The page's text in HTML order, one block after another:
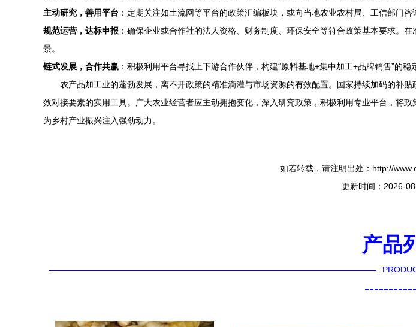
主动研究，善用平台 ：定期关注如土流网等平台的政策汇编板块，或向当地农业农村局、工信部门
规范运营，达标申报 ：确保企业或合作社的法人资格、财务制度、环保安全等符合政策基本要求。
景。
链式发展，合作共赢 ：积极利用平台寻找上下游合作伙伴，构建“原料基地+集中加工+品牌销售”的
农产品加工业的蓬勃发展，离不开政策的精准滴灌与市场资源的有效配置。国家持续加码的补
效对接要素的实用工具。广大农业经营者应主动拥抱变化，深入研究政策，积极利用专业平台，将
为乡村产业振兴注入强劲动力。
如若转载，请注明出处：http://
更新时间：2026-
产品